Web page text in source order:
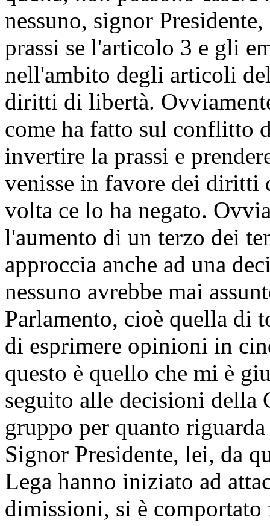
nessuno, signor
prassi se l'articolo 3 e gli
nell'ambito degli articoli
diritti di libertà.
come ha fatto sul conflitto
invertire la prassi e
venisse in favore dei diritti
volta ce lo ha negato.
l'aumento di un terzo dei
approccia anche ad una
nessuno avrebbe mai
Parlamento, cioè quella di
di esprimere opinioni in
questo è quello che mi è
seguito alle decisioni della
gruppo per quanto
Signor Presidente, lei, da
Lega hanno iniziato ad
dimissioni, si è comportato